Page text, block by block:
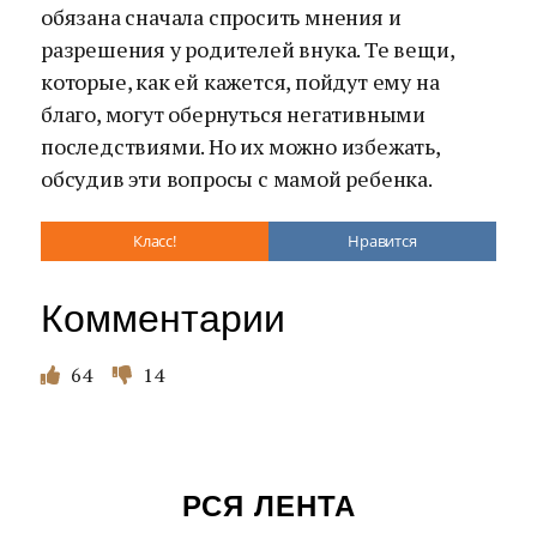
обязана сначала спросить мнения и
разрешения у родителей внука. Те вещи,
которые, как ей кажется, пойдут ему на
благо, могут обернуться негативными
последствиями. Но их можно избежать,
обсудив эти вопросы с мамой ребенка.
Класс! Нравится
Комментарии
64 14
РСЯ ЛЕНТА